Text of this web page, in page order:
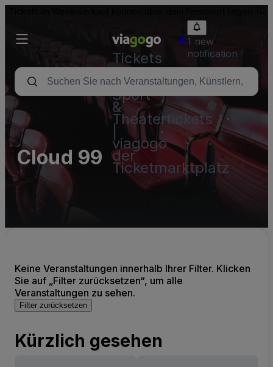
Tickets
-
Konzert-,
Sport-
&
Theatertickets
viagogo
der
Ticketmarktplatz
1 new
notification
Cloud 99
Keine Veranstaltungen innerhalb Ihrer Filter. Klicken
Sie auf „Filter zurücksetzen“, um alle
Veranstaltungen zu sehen.
Filter zurücksetzen
Kürzlich gesehen